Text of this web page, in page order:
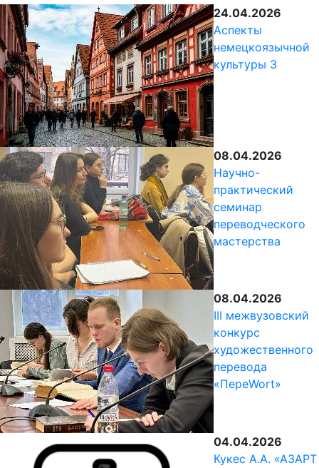
24.04.2026
Аспекты
немецкоязычной
культуры 3
08.04.2026
Научно-
практический
семинар
переводческого
мастерства
08.04.2026
III межвузовский
конкурс
художественного
перевода
«ПереWort»
04.04.2026
Кукес А.А. «АЗАРТ